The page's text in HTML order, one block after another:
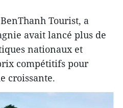
Tourist, a
avait lancé plus de
nationaux et
compétitifs pour
croissante.